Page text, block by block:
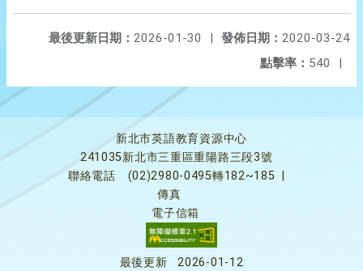
發佈日期： 2020-03-24
最後更新日期： 2026-01-30
|
點擊率： 540 |
新北市英語教育資源中心
241035新北市三重區重陽路三段3號
聯絡電話
(02)2980-0495轉182~185
傳真
電子信箱
最後更新 2026-01-12